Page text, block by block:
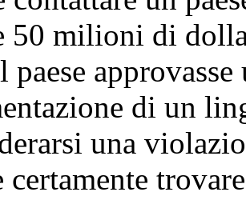
50 milioni di
paese
di un
una
certamente